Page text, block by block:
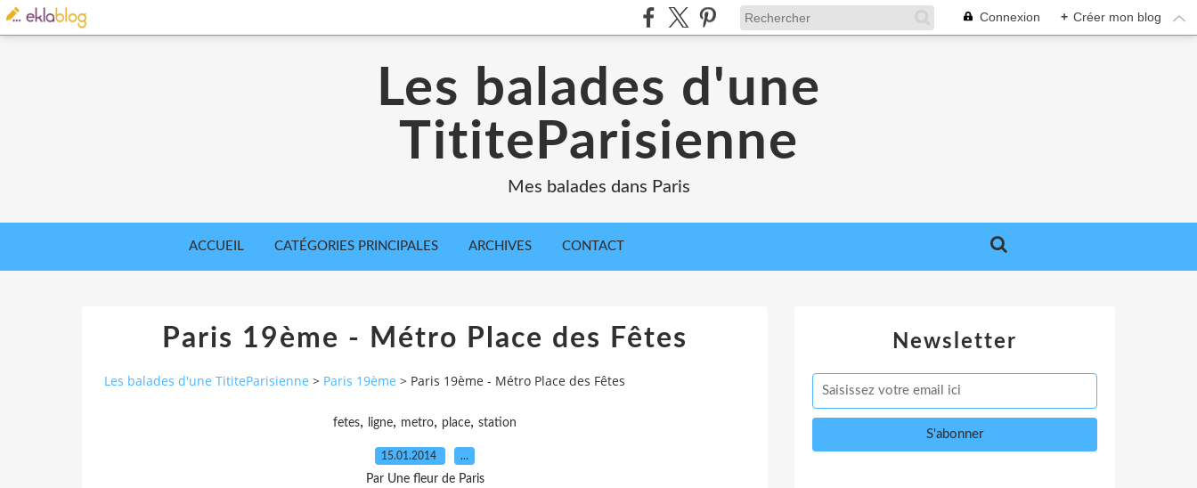
Connexion + Créer mon blog
Les balades d'une
TititeParisienne
Mes balades dans Paris
ACCUEIL CATÉGORIES PRINCIPALES ARCHIVES CONTACT
Paris 19ème - Métro Place des Fêtes
Les balades d'une TititeParisienne > Paris 19ème > Paris 19ème - Métro Place des Fêtes
fetes, ligne, metro, place, station
15.01.2014 …
Par Une fleur de Paris
Newsletter